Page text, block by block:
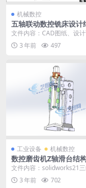
机械数控
五轴联动数控铣床设计
计含CAD图纸+说明书
84
文件内容：CAD图纸、设计
新国标CAD图纸：机械结构
配图 新国标CA...
3 年前 497
工业设备 机械数控
数控磨齿机Z轴滑台结
含CAD图纸
维模型+说明书｜C24570
文件内容：solidworks21
型、CAD图纸、设计说明书
齿机s...
3 年前 702